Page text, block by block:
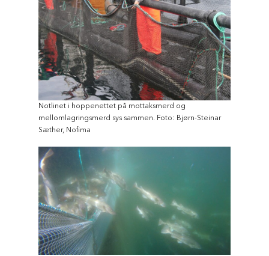
Notlinet i hoppenettet på mottaksmerd og
mellomlagringsmerd sys sammen. Foto: Bjørn-Steinar
Sæther, Nofima